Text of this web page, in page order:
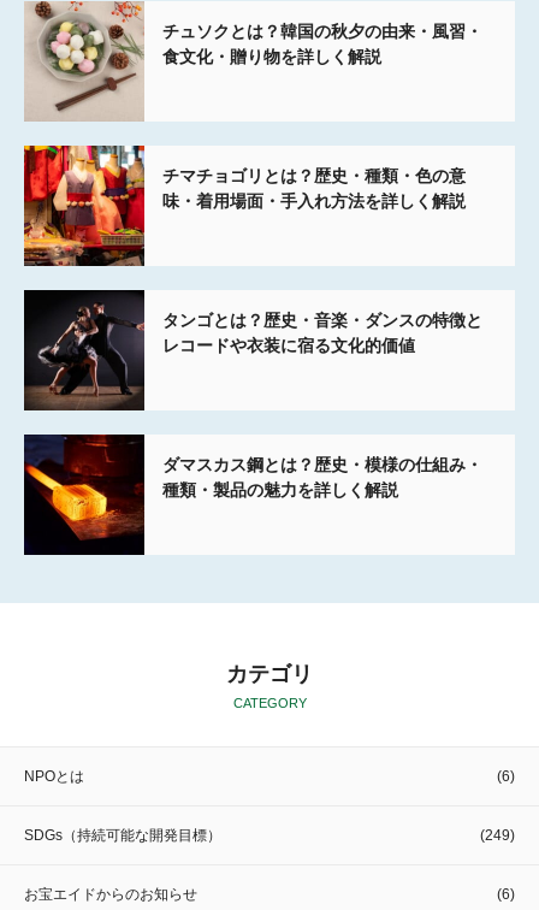
チュソクとは？韓国の秋夕の由来・風習・
食文化・贈り物を詳しく解説
チマチョゴリとは？歴史・種類・色の意
味・着用場面・手入れ方法を詳しく解説
タンゴとは？歴史・音楽・ダンスの特徴と
レコードや衣装に宿る文化的価値
ダマスカス鋼とは？歴史・模様の仕組み・
種類・製品の魅力を詳しく解説
カテゴリ
CATEGORY
NPOとは (6)
SDGs（持続可能な開発目標） (249)
お宝エイドからのお知らせ (6)